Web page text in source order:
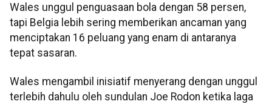
Wales unggul penguasaan bola dengan 58 persen,
tapi Belgia lebih sering memberikan ancaman yang
menciptakan 16 peluang yang enam di antaranya
tepat sasaran.
Wales mengambil inisiatif menyerang dengan unggul
terlebih dahulu oleh sundulan Joe Rodon ketika laga